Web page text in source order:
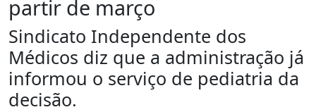
partir de março
Sindicato Independente dos
Médicos diz que a administração já
informou o serviço de pediatria da
decisão.